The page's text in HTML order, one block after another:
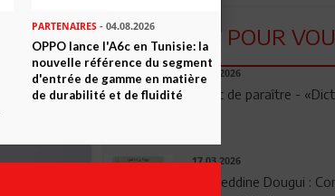
LU POUR
23.04.2026
Vient de paraître -
17.03.2026
Noureddine Dougui :
PARTENAIRES- 04.08.2026
OPPO lance l'A6c en Tunisie: la
nouvelle référence du segment
d'entrée de gamme en matière
de durabilité et de fluidité